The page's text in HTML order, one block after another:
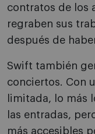
contratos de los
regraben sus
después de
Swift también
conciertos. Con
limitada, lo más
las entradas,
más accesibles